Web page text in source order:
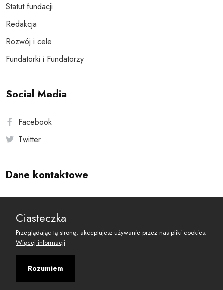
Statut fundacji
Redakcja
Rozwój i cele
Fundatorki i Fundatorzy
Social Media
Facebook
Twitter
Dane kontaktowe
reset@resetobywatelski.pl
Ciasteczka
Przeglądając tą stronę, akceptujesz używanie przez nas pliki cookies.
Więcej informacji
Rozumiem